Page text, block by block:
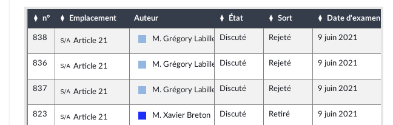
n° Emplacement Auteur État Sort Date d'examen
838 Sous-amendement de l'amendement n°456
Article 21 UDI et Indépendants
M. Grégory Labille Discuté Rejeté 9 juin 2021
836 Sous-amendement de l'amendement n°456
Article 21 UDI et Indépendants
M. Grégory Labille Discuté Rejeté 9 juin 2021
837 Sous-amendement de l'amendement n°456
Article 21 UDI et Indépendants
M. Grégory Labille Discuté Rejeté 9 juin 2021
823 Sous-amendement de l'amendement n°456
Article 21 Les Républicains
M. Xavier Breton Discuté Retiré 9 juin 2021